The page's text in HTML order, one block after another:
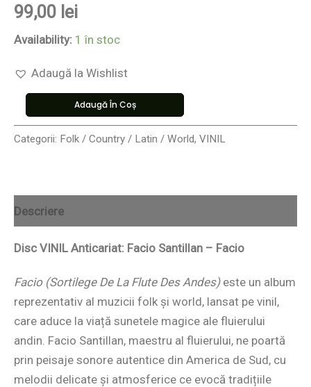
99,00 lei
Availability: 1 în stoc
Adaugă la Wishlist
Adaugă În Coș
Categorii: Folk / Country / Latin / World, VINIL
Descriere
Disc VINIL Anticariat: Facio Santillan – Facio
Facio (Sortilege De La Flute Des Andes)este un album
reprezentativ al muzicii folk și world, lansat pe vinil,
care aduce la viață sunetele magice ale fluierului
andin. Facio Santillan, maestru al fluierului, ne poartă
prin peisaje sonore autentice din America de Sud, cu
melodii delicate și atmosferice ce evocă tradițiile